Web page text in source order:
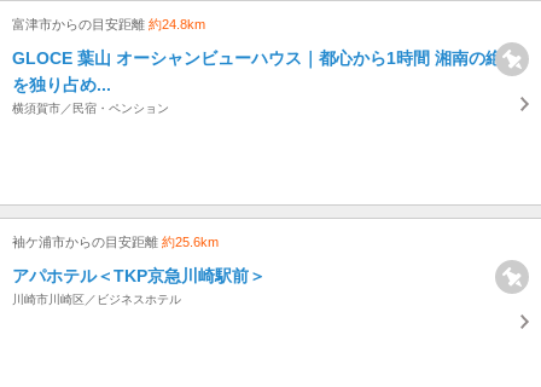
富津市からの目安距離 約24.8km
GLOCE 葉山 オーシャンビューハウス｜都心から1時間 湘南の絶景
を独り占め...
横須賀市／民宿・ペンション
袖ケ浦市からの目安距離 約25.6km
アパホテル＜TKP京急川崎駅前＞
川崎市川崎区／ビジネスホテル